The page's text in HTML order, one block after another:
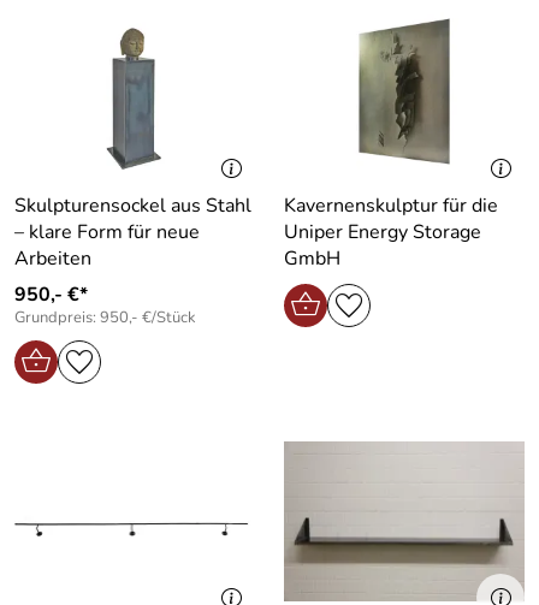
Skulpturensockel aus Stahl
– klare Form für neue
Arbeiten
950,- €*
Grundpreis: 950,- €/Stück
Kavernenskulptur für die
Uniper Energy Storage
GmbH